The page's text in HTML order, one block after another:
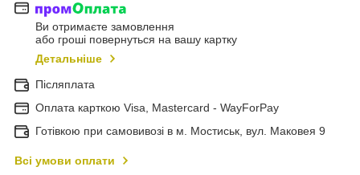
Ви отримаєте замовлення
або гроші повернуться на вашу картку
Детальніше
Післяплата
Оплата карткою Visa, Mastercard - WayForPay
Готівкою при самовивозі в м. Мостиськ, вул. Маковея 9
Всі умови оплати